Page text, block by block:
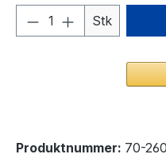
Produkt Anzahl:
Stk
Produktnummer: 70-